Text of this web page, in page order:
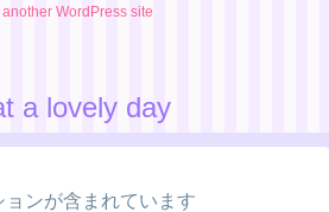
WordPress site
a lovely day
ンが含まれています